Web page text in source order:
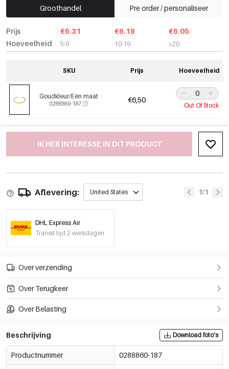
Groothandel Pre order / personaliseer
Prijs
Hoeveelheid
€6.31
5-9
€6.18
10-19
€6.05
≥20
SKU Prijs Hoeveelheid
Goudkleur/Eén maat
0288860-187 €6,50
Out Of Stock
IK HEB INTERESSE IN DIT PRODUCT
Aflevering: United States 1/1
DHL Express Air
Transit tijd 2 werkdagen
Over verzending
Over Terugkeer
Over Belasting
Beschrijving Download foto's
Productnummer 0288860-187